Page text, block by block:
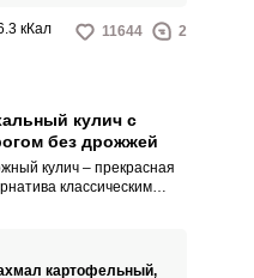
кКал 11644 2
кулич с
без дрожжей
кулич – прекрасная
классическим
вкусным.картофельный,